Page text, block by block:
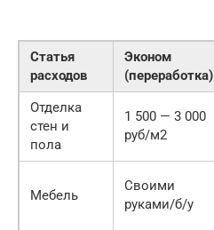
Статья
расходов
Эконом
(переработка)
Отделка
стен и
пола
1 500 — 3 000
руб/м2
Мебель
Своими
руками/б/у